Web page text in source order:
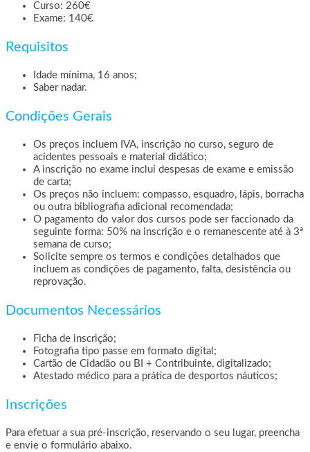
Curso: 260€
Exame: 140€
Requisitos
Idade mínima, 16 anos;
Saber nadar.
Condições Gerais
Os preços incluem IVA, inscrição no curso, seguro de
acidentes pessoais e material didático;
A inscrição no exame inclui despesas de exame e emissão
de carta;
Os preços não incluem: compasso, esquadro, lápis, borracha
ou outra bibliografia adicional recomendada;
O pagamento do valor dos cursos pode ser faccionado da
seguinte forma: 50% na inscrição e o remanescente até à 3ª
semana de curso;
Solicite sempre os termos e condições detalhados que
incluem as condições de pagamento, falta, desistência ou
reprovação.
Documentos Necessários
Ficha de inscrição;
Fotografia tipo passe em formato digital;
Cartão de Cidadão ou BI + Contribuinte, digitalizado;
Atestado médico para a prática de desportos náuticos;
Inscrições
Para efetuar a sua pré-inscrição, reservando o seu lugar, preencha
e envie o formulário abaixo.